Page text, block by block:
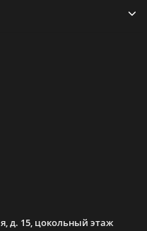
д. 15, цокольный этаж